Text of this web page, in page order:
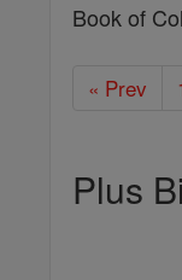
Book of
« Prev
Plus